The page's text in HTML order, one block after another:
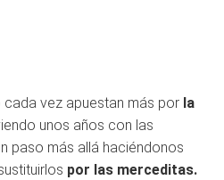
vez apuestan más por la
unos años con las
paso más allá haciéndonos
por las merceditas.